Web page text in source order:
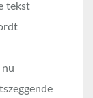
tekst